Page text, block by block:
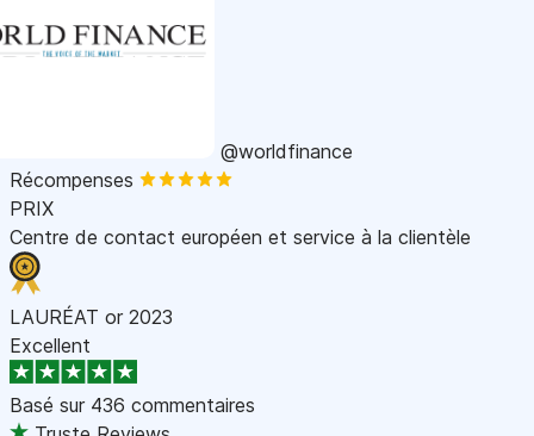
@worldfinance
Récompenses
PRIX
Centre de contact européen et service à la clientèle
LAURÉAT or 2023
Excellent
Basé sur 436 commentaires